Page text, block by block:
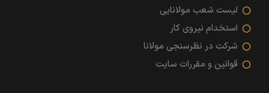
لیست شعب مولانایی
استخدام نیروی کار
شرکت در نظرسنجی مولانا
قوانین و مقررات سایت